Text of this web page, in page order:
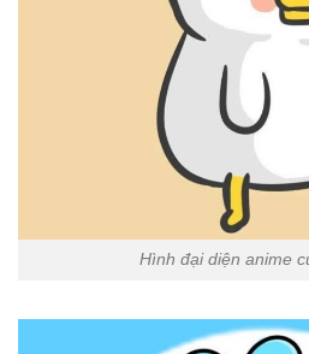
Hình đại diện anime